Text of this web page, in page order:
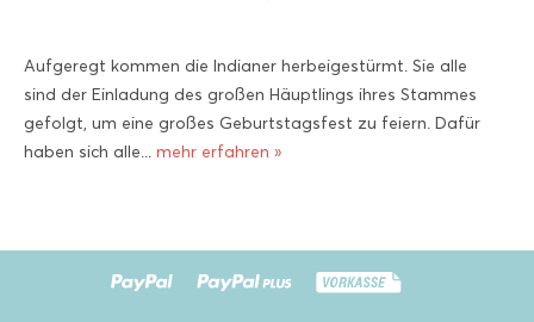
Aufgeregt kommen die Indianer herbeigestürmt. Sie alle
sind der Einladung des großen Häuptlings ihres Stammes
gefolgt, um eine großes Geburtstagsfest zu feiern. Dafür
haben sich alle... mehr erfahren »